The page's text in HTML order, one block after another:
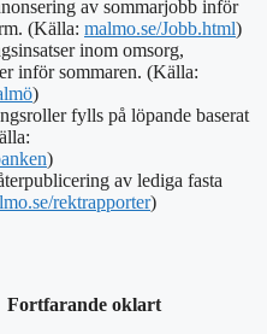
av sommarjobb inför
(Källa: malmo.se/Jobb.html)
inom omsorg,
inför sommaren. (Källa:
)
fylls på löpande baserat
)
av lediga fasta
rektrapporter)
Fortfarande oklart